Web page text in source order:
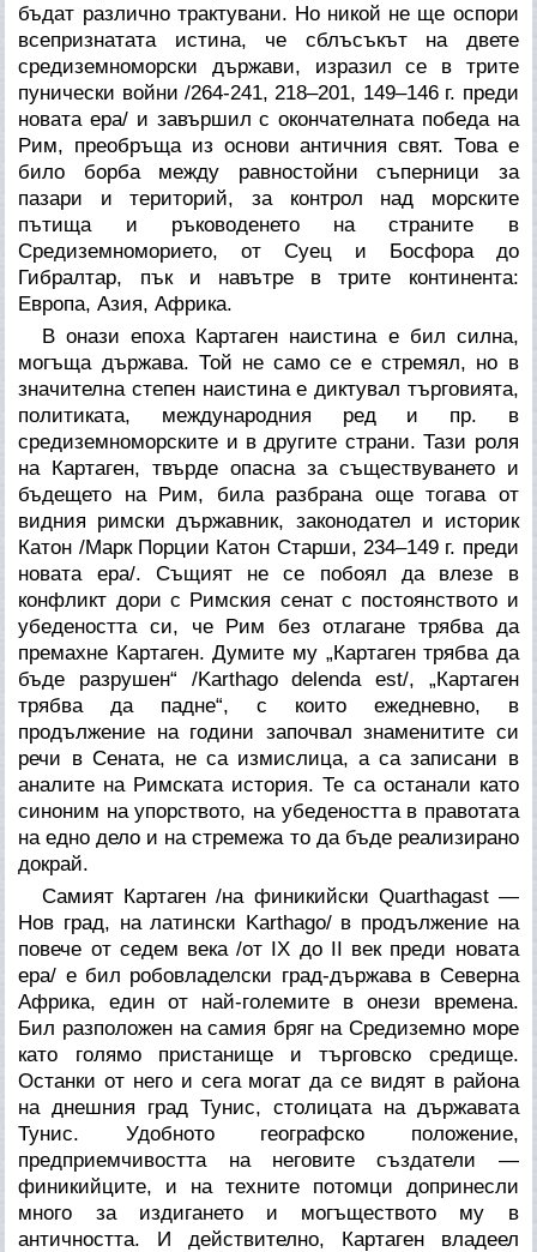
бъдат различно трактувани. Но никой не ще оспори
всепризнатата истина, че сблъсъкът на двете
средиземноморски държави, изразил се в трите
пунически войни /264-241, 218–201, 149–146 г. преди
новата ера/ и завършил с окончателната победа на
Рим, преобръща из основи античния свят. Това е
било борба между равностойни съперници за
пазари и територий, за контрол над морските
пътища и ръководенето на страните в
Средиземноморието, от Суец и Босфора до
Гибралтар, пък и навътре в трите континента:
Европа, Азия, Африка.
В онази епоха Картаген наистина е бил силна,
могъща държава. Той не само се е стремял, но в
значителна степен наистина е диктувал търговията,
политиката, международния ред и пр. в
средиземноморските и в другите страни. Тази роля
на Картаген, твърде опасна за съществуването и
бъдещето на Рим, била разбрана още тогава от
видния римски държавник, законодател и историк
Катон /Марк Порции Катон Старши, 234–149 г. преди
новата ера/. Същият не се побоял да влезе в
конфликт дори с Римския сенат с постоянството и
убедеността си, че Рим без отлагане трябва да
премахне Картаген. Думите му „Картаген трябва да
бъде разрушен“ /Karthago delenda est/, „Картаген
трябва да падне“, с които ежедневно, в
продължение на години започвал знаменитите си
речи в Сената, не са измислица, а са записани в
аналите на Римската история. Те са останали като
синоним на упорството, на убедеността в правотата
на едно дело и на стремежа то да бъде реализирано
докрай.
Самият Картаген /на финикийски Quarthagast —
Нов град, на латински Karthago/ в продължение на
повече от седем века /от IX до II век преди новата
ера/ е бил робовладелски град-държава в Северна
Африка, един от най-големите в онези времена.
Бил разположен на самия бряг на Средиземно море
като голямо пристанище и търговско средище.
Останки от него и сега могат да се видят в района
на днешния град Тунис, столицата на държавата
Тунис. Удобното географско положение,
предприемчивостта на неговите създатели —
финикийците, и на техните потомци допринесли
много за издигането и могъществото му в
античността. И действително, Картаген владеел